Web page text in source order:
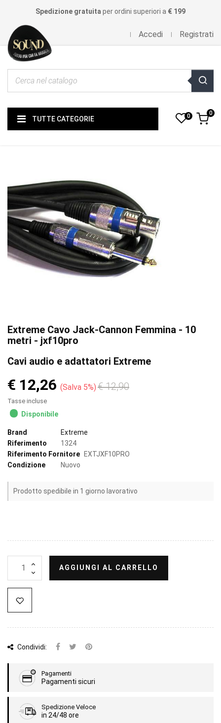
Spedizione gratuita per ordini superiori a € 199
Accedi Registrati
TUTTE CATEGORIE 0 0
Extreme Cavo Jack-Cannon Femmina - 10
metri - jxf10pro
Cavi audio e adattatori Extreme
€ 12,26 Salva 5% € 12,90
Tasse incluse
Disponibile
Brand
Extreme
Riferimento
1324
Riferimento Fornitore
EXTJXF10PRO
Condizione
Nuovo
Prodotto spedibile in 1 giorno lavorativo
AGGIUNGI AL CARRELLO
Condividi:
Pagamenti
Pagamenti sicuri
Spedizione Veloce
in 24/48 ore